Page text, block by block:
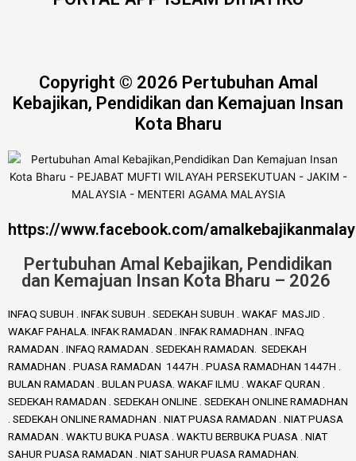
Copyright © 2026 Pertubuhan Amal
Kebajikan, Pendidikan dan Kemajuan Insan
Kota Bharu
https://www.facebook.com/
Pertubuhan Amal Kebajikan, Pendidikan
dan Kemajuan Insan Kota Bharu – 2026
INFAQ SUBUH . INFAK SUBUH . SEDEKAH SUBUH . WAKAF MASJID .
WAKAF PAHALA. INFAK RAMADAN . INFAK RAMADHAN . INFAQ
RAMADAN . INFAQ RAMADAN . SEDEKAH RAMADAN. SEDEKAH
RAMADHAN . PUASA RAMADAN 1447H . PUASA RAMADHAN 1447H .
BULAN RAMADAN . BULAN PUASA. WAKAF ILMU . WAKAF QURAN .
SEDEKAH RAMADAN . SEDEKAH ONLINE . SEDEKAH ONLINE RAMADHAN
. SEDEKAH ONLINE RAMADHAN . NIAT PUASA RAMADAN . NIAT PUASA
RAMADAN . WAKTU BUKA PUASA . WAKTU BERBUKA PUASA . NIAT
SAHUR PUASA RAMADAN . NIAT SAHUR PUASA RAMADHAN.